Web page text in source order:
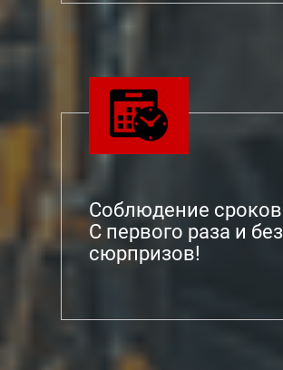
Соблюдение сроков
С первого раза и без
сюрпризов!